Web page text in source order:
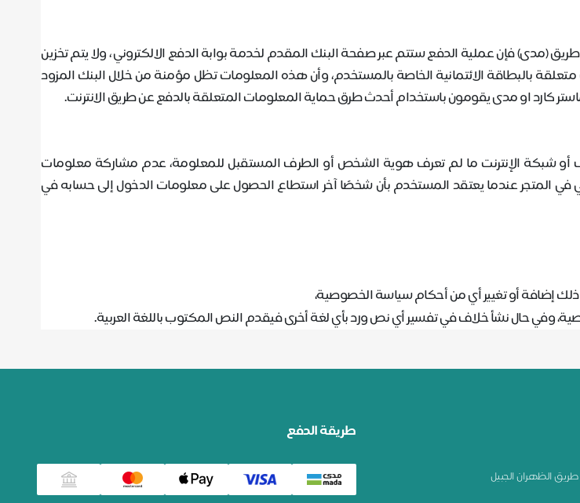
(مدى) فإن عملية الدفع ستتم عبر صفحة البنك المقدم لخدمة بوابة الدفع الالكتروني ، ولا يتم تخزين
بالبطاقة الائتمانية الخاصة بالمستخدم، وأن هذه المعلومات تظل مؤمنة من خلال البنك المزود
كارد او مدى يقومون باستخدام أحدث طرق حماية المعلومات المتعلقة بالدفع عن طريق الانترنت.
أو شبكة الإنترنت ما لم تعرف هوية الشخص أو الطرف المستقبل للمعلومة، ‌‌عدم مشاركة معلومات
في المتجر عندما يعتقد المستخدم بأن شخصًا آخر استطاع الحصول على معلومات الدخول إلى حسابه في
إضافة أو تغيير أي من أحكام سياسة الخصوصية،
وفي حال نشأ خلاف في تفسير أي نص ورد بأي لغة أخرى فيقدم النص المكتوب باللغة العربية.
الظهران الجبيل
طريقة الدفع